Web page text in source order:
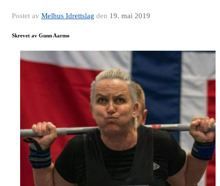
Postet av Melhus Idrettslag den 19. mai 2019
Skrevet av Gunn Aarmo